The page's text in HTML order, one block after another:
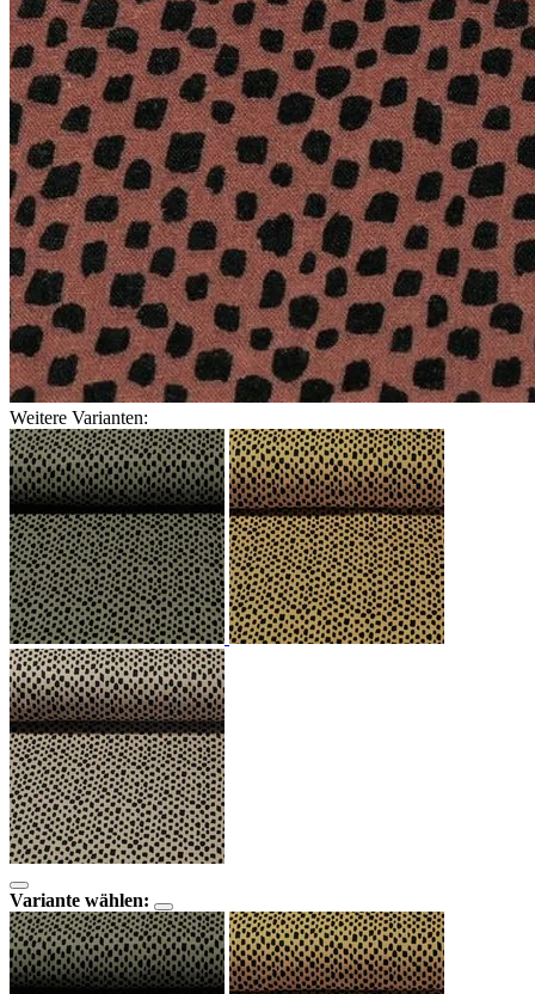
Weitere Varianten:
Variante wählen: